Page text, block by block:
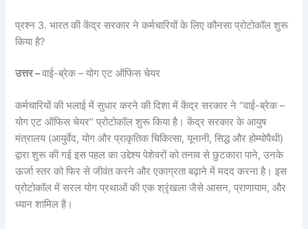
प्रश्न 3. भारत की केंद्र सरकार ने कर्मचारियों के लिए कौनसा प्रोटोकॉल शुरू
किया है?
उत्तर –वाई-ब्रेक – योग एट ऑफिस चेयर
कर्मचारियों की भलाई में सुधार करने की दिशा में केंद्र सरकार ने “वाई-ब्रेक –
योग एट ऑफिस चेयर” प्रोटोकॉल शुरू किया है। केंद्र सरकार के आयुष
मंत्रालय (आयुर्वेद, योग और प्राकृतिक चिकित्सा, यूनानी, सिद्ध और होम्योपैथी)
द्वारा शुरू की गई इस पहल का उद्देश्य पेशेवरों को तनाव से छुटकारा पाने, उनके
ऊर्जा स्तर को फिर से जीवंत करने और एकाग्रता बढ़ाने में मदद करना है। इस
प्रोटोकॉल में सरल योग प्रथाओं की एक श्रृंखला जैसे आसन, प्राणायाम, और
ध्यान शामिल है।